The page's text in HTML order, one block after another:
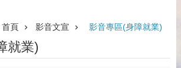
首頁 影音文宣 影音專區(身障就業)
就業)